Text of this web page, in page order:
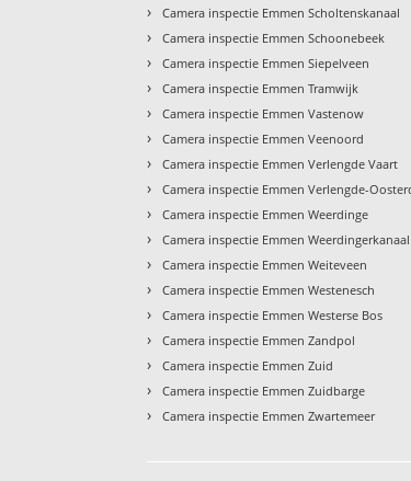
› Camera inspectie Emmen Scholtenskanaal
› Camera inspectie Emmen Schoonebeek
› Camera inspectie Emmen Siepelveen
› Camera inspectie Emmen Tramwijk
› Camera inspectie Emmen Vastenow
› Camera inspectie Emmen Veenoord
› Camera inspectie Emmen Verlengde Vaart
› Camera inspectie Emmen Verlengde-
› Camera inspectie Emmen Weerdinge
› Camera inspectie Emmen Weerdingerkanaal
› Camera inspectie Emmen Weiteveen
› Camera inspectie Emmen Westenesch
› Camera inspectie Emmen Westerse Bos
› Camera inspectie Emmen Zandpol
› Camera inspectie Emmen Zuid
› Camera inspectie Emmen Zuidbarge
› Camera inspectie Emmen Zwartemeer